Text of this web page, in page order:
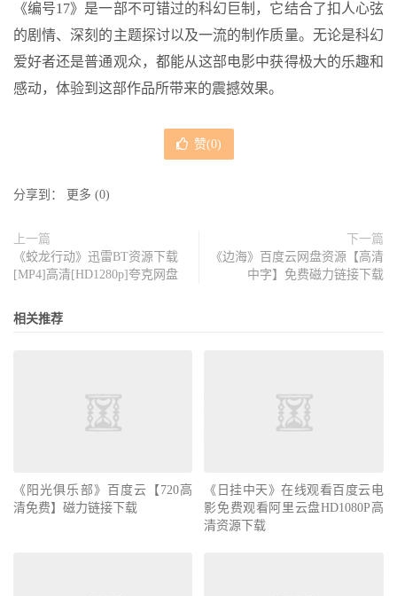
《编号17》是一部不可错过的科幻巨制，它结合了扣人心弦
的剧情、深刻的主题探讨以及一流的制作质量。无论是科幻
爱好者还是普通观众，都能从这部电影中获得极大的乐趣和
感动，体验到这部作品所带来的震撼效果。
赞(0)
分享到： 更多 (0)
上一篇
《蛟龙行动》迅雷BT资源下载
[MP4]高清[HD1280p]夸克网盘
下一篇
《边海》百度云网盘资源【高清
中字】免费磁力链接下载
相关推荐
《阳光俱乐部》百度云【720高
清免费】磁力链接下载
《日挂中天》在线观看百度云电
影免费观看阿里云盘HD1080P高
清资源下载